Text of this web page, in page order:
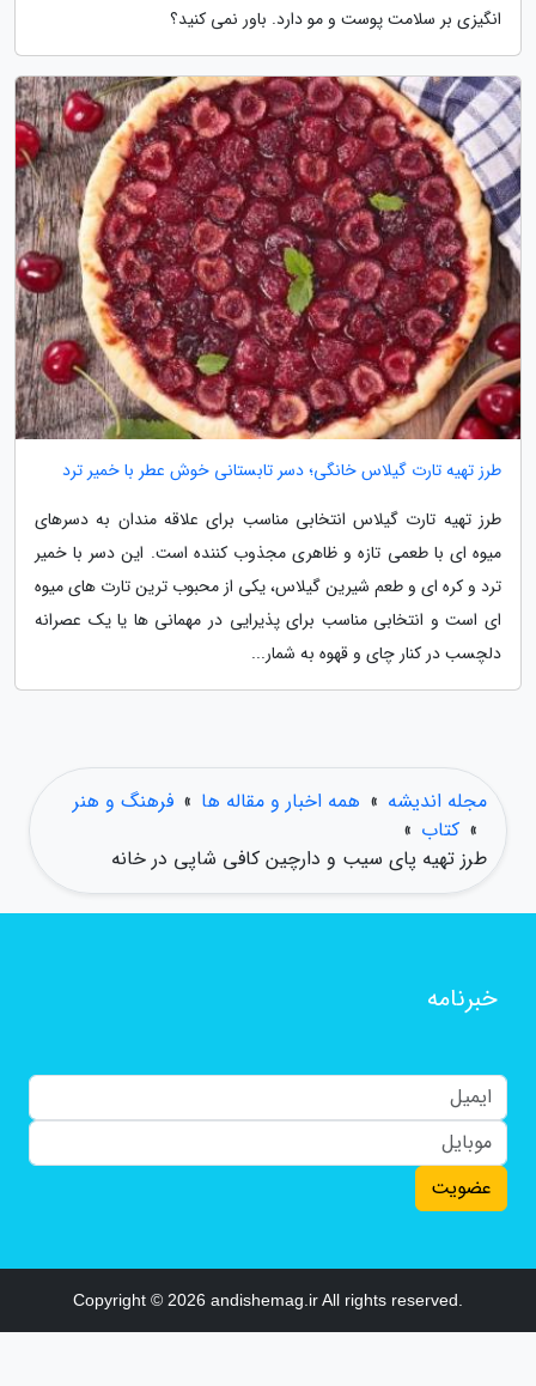
انگیزی بر سلامت پوست و مو دارد. باور نمی کنید؟
طرز تهیه تارت گیلاس خانگی؛ دسر تابستانی خوش عطر با خمیر ترد
طرز تهیه تارت گیلاس انتخابی مناسب برای علاقه مندان به دسرهای
میوه ای با طعمی تازه و ظاهری مجذوب کننده است. این دسر با خمیر
ترد و کره ای و طعم شیرین گیلاس، یکی از محبوب ترین تارت های میوه
ای است و انتخابی مناسب برای پذیرایی در مهمانی ها یا یک عصرانه
دلچسب در کنار چای و قهوه به شمار...
مجله اندیشه » همه اخبار و مقاله ها » فرهنگ و هنر
» کتاب »
طرز تهیه پای سیب و دارچین کافی شاپی در خانه
خبرنامه
عضویت
Copyright © 2026 andishemag.ir All rights reserved.